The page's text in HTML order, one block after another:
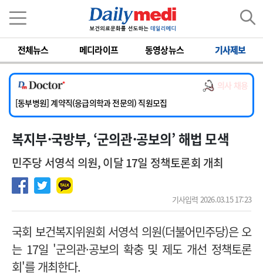
전체뉴스 메디라이프 동영상뉴스 기사제보
의사 채용
[서울아산병원] 2026년 하반기 인턴 모집
[영남대학교의료원] 마취통증의학과 임기제 임상의사 채용
[충남대학교병원] 소아청소년과(소아응급전담) 계약직 의사 공개채용
[동부병원] 계약직(응급의학과 전문의) 직원모집
[이대목동병원] 하반기 전공의(레지던트1년차) 모집
[서울아산병원] 2026년 하반기 인턴 모집
복지부·국방부, ‘군의관·공보의’ 해법 모색
민주당 서영석 의원, 이달 17일 정책토론회 개최
기사입력 2026.03.15 17:23
국회 보건복지위원회 서영석 의원(더불어민주당)은 오
는 17일 '군의관·공보의 확충 및 제도 개선 정책토론
회'를 개최한다.